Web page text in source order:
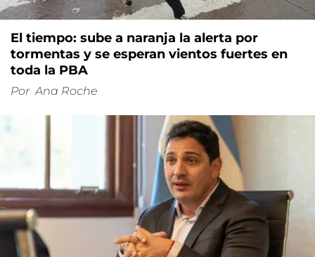
El tiempo: sube a naranja la alerta por
tormentas y se esperan vientos fuertes en
toda la PBA
Por Ana Roche